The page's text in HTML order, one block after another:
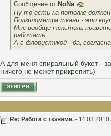
Сообщение от NoNa
Ну то есть на потолке
Полкилометра ткани - это
Мне вообще текстиль
работать.
А с флористикой - да,
А для меня спиральный букет -
ничего не может прикрепить)
Re: Работа с тканями. -